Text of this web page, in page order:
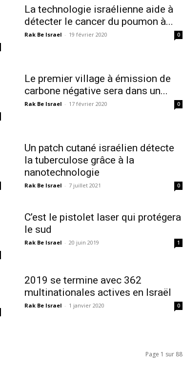
La technologie israélienne aide à
détecter le cancer du poumon à...
Rak Be Israel - 19 février 2020 0
Le premier village à émission de
carbone négative sera dans un...
Rak Be Israel - 17 février 2020 0
Un patch cutané israélien détecte
la tuberculose grâce à la
nanotechnologie
Rak Be Israel - 7 juillet 2021 0
C’est le pistolet laser qui protégera
le sud
Rak Be Israel - 20 juin 2019 1
2019 se termine avec 362
multinationales actives en Israël
Rak Be Israel - 1 janvier 2020 0
Page 1 sur 88